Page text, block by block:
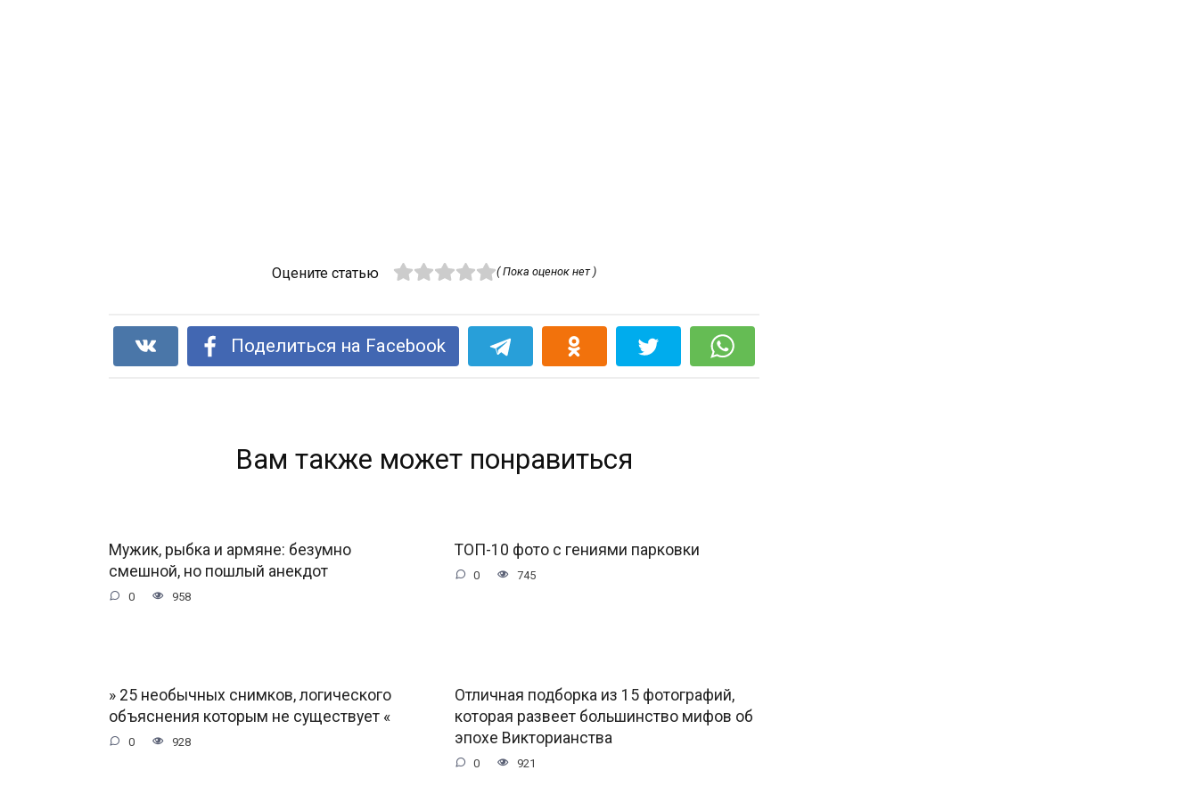
Оцените статью ( Пока оценок нет )
Поделиться на Facebook
Вам также может понравиться
Мужик, рыбка и армяне: безумно
смешной, но пошлый анекдот
0 958
ТОП-10 фото с гениями парковки
0 745
» 25 необычных снимков, логического
объяснения которым не существует «
0 928
Отличная подборка из 15 фотографий,
которая развеет большинство мифов об
эпохе Викторианства
0 921